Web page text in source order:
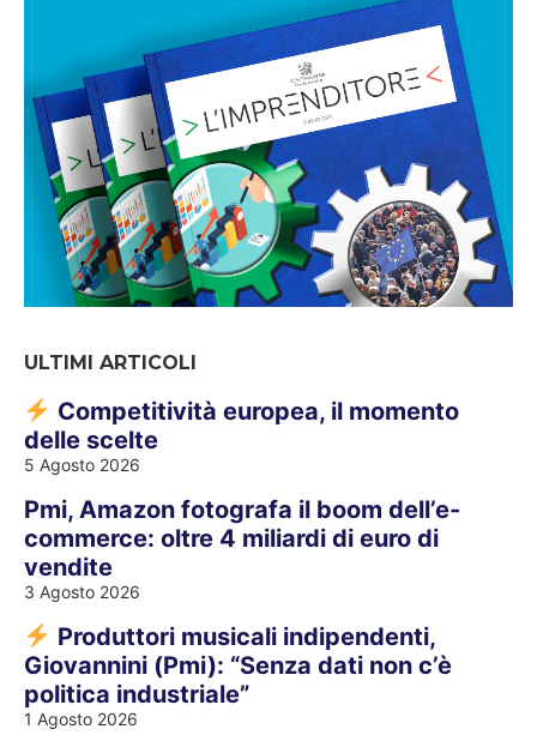
ULTIMI ARTICOLI
Competitività europea, il momento
delle scelte
5 Agosto 2026
Pmi, Amazon fotografa il boom dell’e-
commerce: oltre 4 miliardi di euro di
vendite
3 Agosto 2026
Produttori musicali indipendenti,
Giovannini (Pmi): “Senza dati non c’è
politica industriale”
1 Agosto 2026